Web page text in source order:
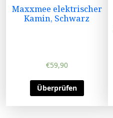
Maxxmee elektrischer
Kamin, Schwarz
€59,90
Überprüfen